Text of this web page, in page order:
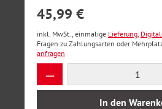
45,99 €
inkl. MwSt., einmalige Lieferung,
Fragen zu Zahlungsarten oder
anfragen
Produkt Anzahl:
In den